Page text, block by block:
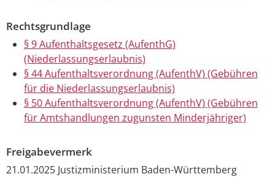
Rechtsgrundlage
§ 9 Aufenthaltsgesetz (AufenthG)
(Niederlassungserlaubnis)
§ 44 Aufenthaltsverordnung (AufenthV) (Gebühren
für die Niederlassungserlaubnis)
§ 50 Aufenthaltsverordnung (AufenthV) (Gebühren
für Amtshandlungen zugunsten Minderjähriger)
Freigabevermerk
21.01.2025 Justizministerium Baden-Württemberg